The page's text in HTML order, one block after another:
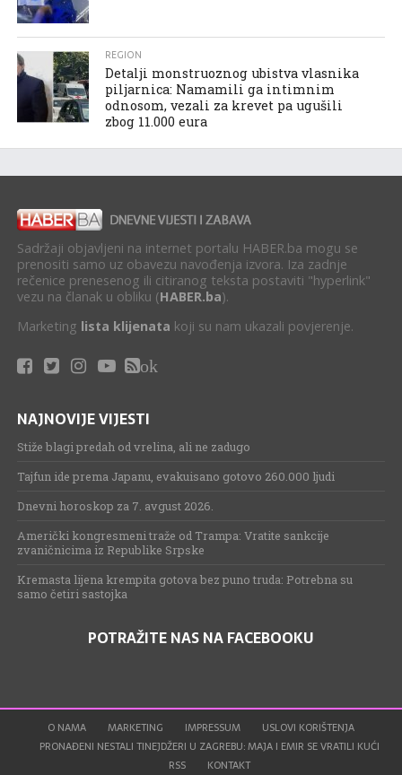
REGION
Detalji monstruoznog ubistva vlasnika
piljarnica: Namamili ga intimnim
odnosom, vezali za krevet pa ugušili
zbog 11.000 eura
Sadržaji objavljeni na internet portalu HABER.ba mogu se
prenositi samo uz obavezu navođenja izvora. Iza zadnje
rečenice prenesenog ili citiranog teksta postaviti "hyperlink"
vezu na članak u obliku (HABER.ba).
Marketing lista klijenata koji su nam ukazali povjerenje.
ok
NAJNOVIJE VIJESTI
Stiže blagi predah od vrelina, ali ne zadugo
Tajfun ide prema Japanu, evakuisano gotovo 260.000 ljudi
Dnevni horoskop za 7. avgust 2026.
Američki kongresmeni traže od Trampa: Vratite sankcije
zvaničnicima iz Republike Srpske
Kremasta lijena krempita gotova bez puno truda: Potrebna su
samo četiri sastojka
POTRAŽITE NAS NA FACEBOOKU
O NAMA MARKETING IMPRESSUM
USLOVI KORIŠTENJA
PRONAĐENI NESTALI TINEJDŽERI U ZAGREBU: MAJA I EMIR SE VRATILI KUĆI
RSS
KONTAKT